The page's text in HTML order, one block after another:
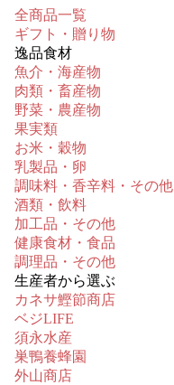
全商品一覧
ギフト・贈り物
逸品食材
魚介・海産物
肉類・畜産物
野菜・農産物
果実類
お米・穀物
乳製品・卵
調味料・香辛料・その他
酒類・飲料
加工品・その他
健康食材・食品
調理品・その他
生産者から選ぶ
カネサ鰹節商店
ベジLIFE
須永水産
巣鴨養蜂園
外山商店